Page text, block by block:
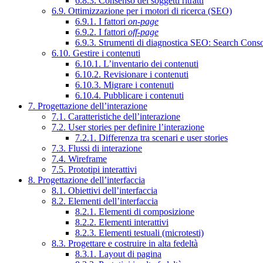
6.9. Ottimizzazione per i motori di ricerca (SEO)
6.9.1. I fattori on-page
6.9.2. I fattori off-page
6.9.3. Strumenti di diagnostica SEO: Search
6.10. Gestire i contenuti
6.10.1. L’inventario dei contenuti
6.10.2. Revisionare i contenuti
6.10.3. Migrare i contenuti
6.10.4. Pubblicare i contenuti
7. Progettazione dell’interazione
7.1. Caratteristiche dell’interazione
7.2. User stories per definire l’interazione
7.2.1. Differenza tra scenari e user stories
7.3. Flussi di interazione
7.4. Wireframe
7.5. Prototipi interattivi
8. Progettazione dell’interfaccia
8.1. Obiettivi dell’interfaccia
8.2. Elementi dell’interfaccia
8.2.1. Elementi di composizione
8.2.2. Elementi interattivi
8.2.3. Elementi testuali (microtesti)
8.3. Progettare e costruire in alta fedeltà
8.3.1. Layout di pagina